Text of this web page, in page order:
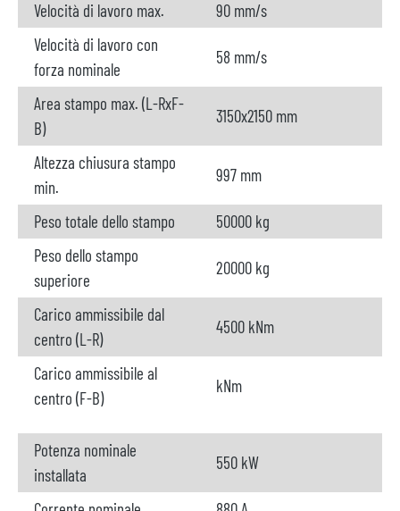
Velocità di lavoro max.
90 mm/s
Velocità di lavoro con
forza nominale
58 mm/s
Area stampo max. (L-RxF-
B)
3150x2150 mm
Altezza chiusura stampo
min.
997 mm
Peso totale dello stampo
50000 kg
Peso dello stampo
superiore
20000 kg
Carico ammissibile dal
centro (L-R)
4500 kNm
Carico ammissibile al
centro (F-B)
kNm
Potenza nominale
installata
550 kW